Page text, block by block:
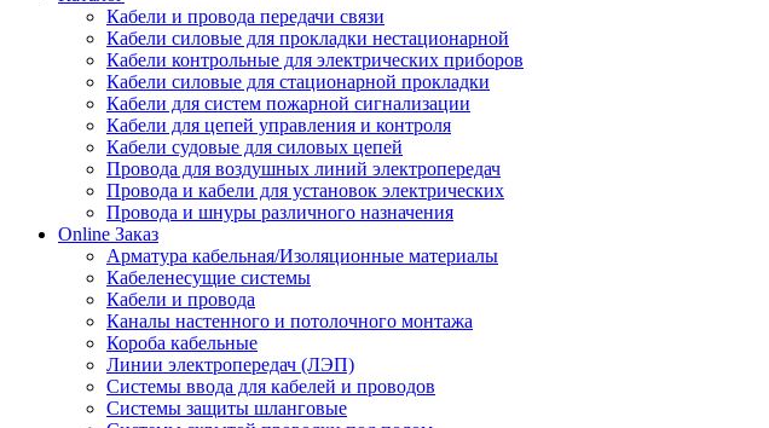
Кабели и провода передачи связи
Кабели силовые для прокладки нестационарной
Кабели контрольные для электрических приборов
Кабели силовые для стационарной прокладки
Кабели для систем пожарной сигнализации
Кабели для цепей управления и контроля
Кабели судовые для силовых цепей
Провода для воздушных линий электропередач
Провода и кабели для установок электрических
Провода и шнуры различного назначения
Online Заказ
Арматура кабельная/Изоляционные материалы
Кабеленесущие системы
Кабели и провода
Каналы настенного и потолочного монтажа
Короба кабельные
Линии электропередач (ЛЭП)
Системы ввода для кабелей и проводов
Системы защиты шланговые